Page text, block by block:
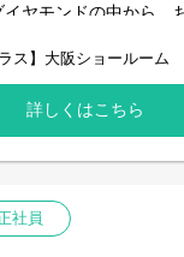
1時間半。時間をかけ
トでのお問い合わせ
設け意見交換し、店
ていくための施策を
ブランド全体を盛り
ヤモンドの中から、
うな体験をご提供す
接客を目指していま
なるため、スケジュ
る環境です。
て＞
リアンス・プラス）
ス】大阪ショールーム
詳しくはこちら
社員